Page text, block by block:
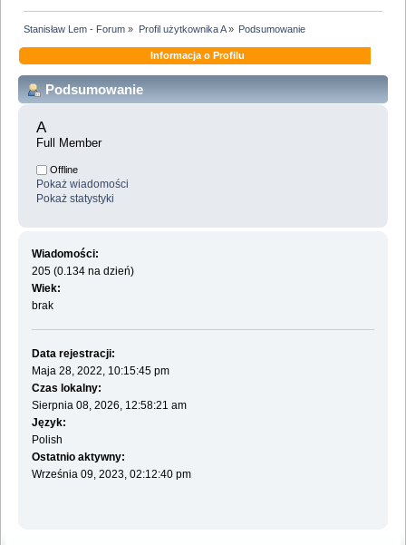
Stanisław Lem - Forum » Profil użytkownika A» Podsumowanie
Informacja o Profilu
Podsumowanie
A
Full Member
Offline
Pokaż wiadomości
Pokaż statystyki
Wiadomości:
205 (0.134 na dzień)
Wiek:
brak
Data rejestracji:
Maja 28, 2022, 10:15:45 pm
Czas lokalny:
Sierpnia 08, 2026, 12:58:21 am
Język:
Polish
Ostatnio aktywny:
Września 09, 2023, 02:12:40 pm